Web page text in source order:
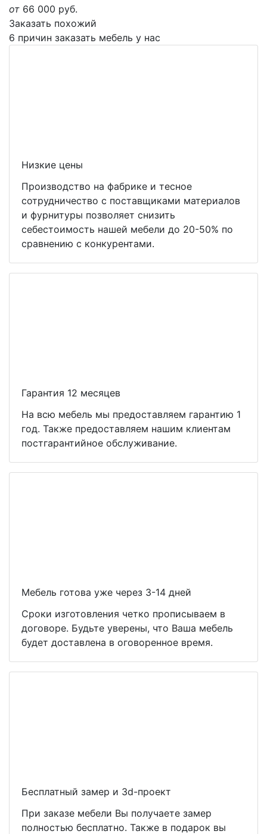
от 66 000 руб.
Заказать похожий
6 причин заказать мебель у нас
Низкие цены
Производство на фабрике и тесное
сотрудничество с поставщиками материалов
и фурнитуры позволяет снизить
себестоимость нашей мебели до 20-50% по
сравнению с конкурентами.
Гарантия 12 месяцев
На всю мебель мы предоставляем гарантию 1
год. Также предоставляем нашим клиентам
постгарантийное обслуживание.
Мебель готова уже через 3-14 дней
Сроки изготовления четко прописываем в
договоре. Будьте уверены, что Ваша мебель
будет доставлена в оговоренное время.
Бесплатный замер и 3d-проект
При заказе мебели Вы получаете замер
полностью бесплатно. Также в подарок вы